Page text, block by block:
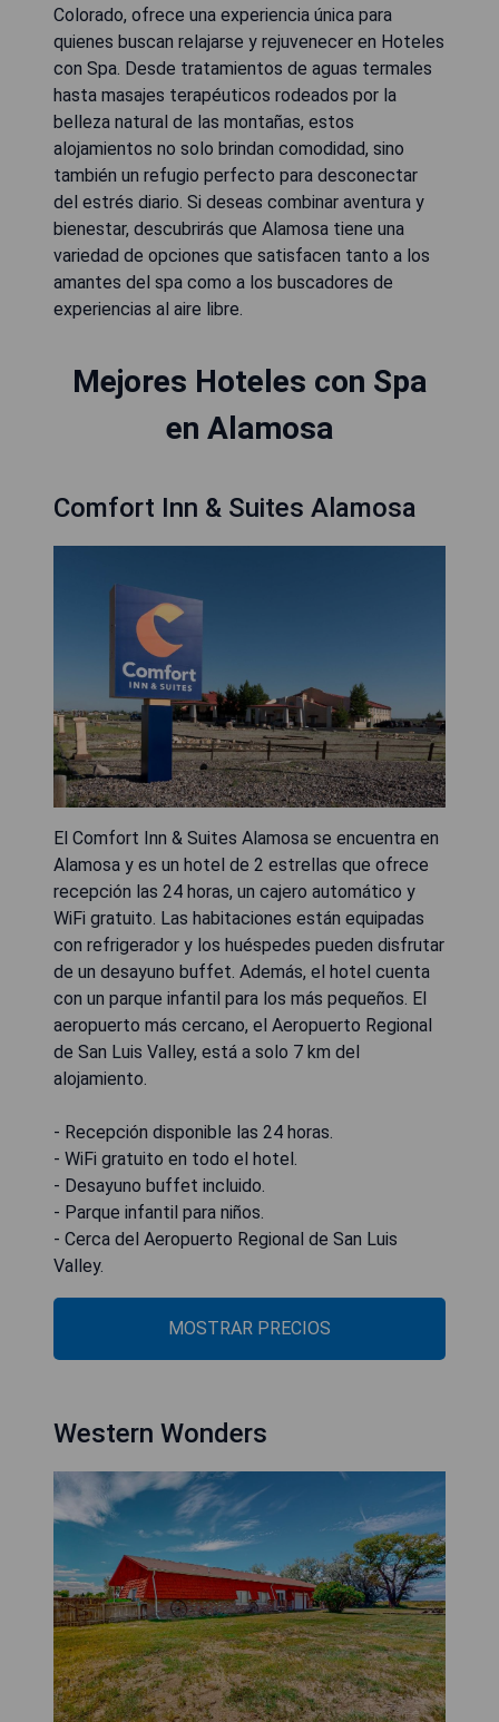
Colorado, ofrece una experiencia única para
quienes buscan relajarse y rejuvenecer en Hoteles
con Spa. Desde tratamientos de aguas termales
hasta masajes terapéuticos rodeados por la
belleza natural de las montañas, estos
alojamientos no solo brindan comodidad, sino
también un refugio perfecto para desconectar
del estrés diario. Si deseas combinar aventura y
bienestar, descubrirás que Alamosa tiene una
variedad de opciones que satisfacen tanto a los
amantes del spa como a los buscadores de
experiencias al aire libre.
Mejores Hoteles con Spa
en Alamosa
Comfort Inn & Suites Alamosa
El Comfort Inn & Suites Alamosa se encuentra en
Alamosa y es un hotel de 2 estrellas que ofrece
recepción las 24 horas, un cajero automático y
WiFi gratuito. Las habitaciones están equipadas
con refrigerador y los huéspedes pueden disfrutar
de un desayuno buffet. Además, el hotel cuenta
con un parque infantil para los más pequeños. El
aeropuerto más cercano, el Aeropuerto Regional
de San Luis Valley, está a solo 7 km del
alojamiento.
- Recepción disponible las 24 horas.
- WiFi gratuito en todo el hotel.
- Desayuno buffet incluido.
- Parque infantil para niños.
- Cerca del Aeropuerto Regional de San Luis
Valley.
MOSTRAR PRECIOS
Western Wonders